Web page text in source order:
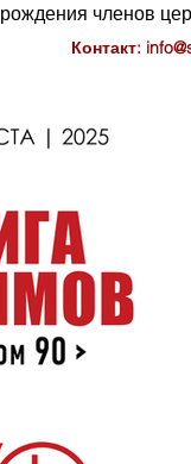
рождения членов
Контакт: